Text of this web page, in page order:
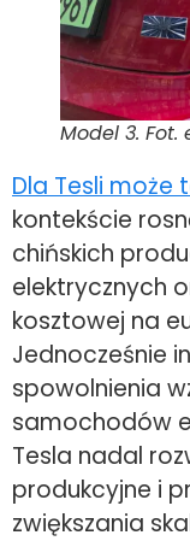
Model 3.
Dla Tesli może
kontekście
chińskich
elektrycznych
kosztowej na
Jednocześnie
spowolnienia
samochodów
Tesla nadal
produkcyjne i
zwiększania